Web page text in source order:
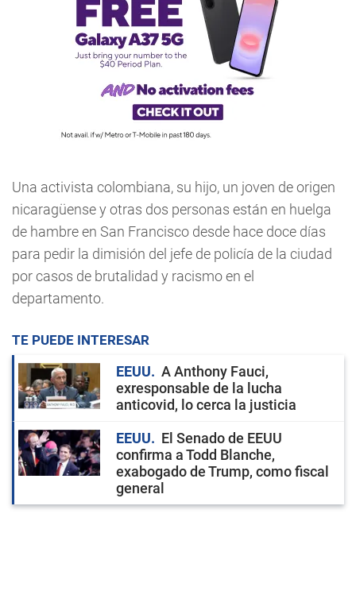
Una activista colombiana, su hijo, un joven de origen
nicaragüense y otras dos personas están en huelga
de hambre en San Francisco desde hace doce días
para pedir la dimisión del jefe de policía de la ciudad
por casos de brutalidad y racismo en el
departamento.
TE PUEDE INTERESAR
EEUU
A Anthony Fauci,
exresponsable de la lucha
anticovid, lo cerca la justicia
EEUU
El Senado de EEUU
confirma a Todd Blanche,
exabogado de Trump, como fiscal
general